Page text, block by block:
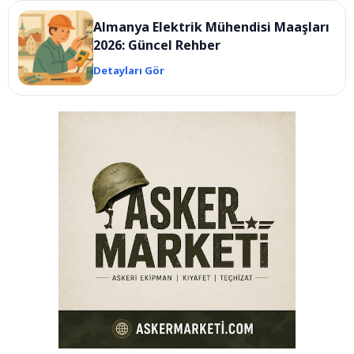
Almanya Elektrik Mühendisi Maaşları
2026: Güncel Rehber
Detayları Gör